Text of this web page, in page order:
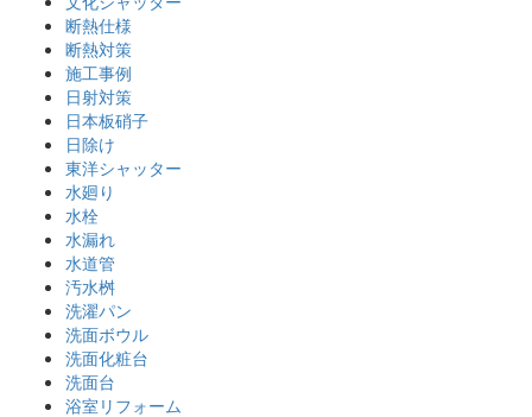
断熱仕様
断熱対策
施工事例
日射対策
日本板硝子
日除け
東洋シャッター
水廻り
水栓
水漏れ
水道管
汚水桝
洗濯パン
洗面ボウル
洗面化粧台
洗面台
浴室リフォーム